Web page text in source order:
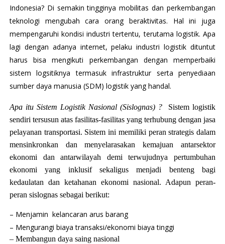
Indonesia? Di semakin tingginya mobilitas dan perkembangan
teknologi mengubah cara orang beraktivitas. Hal ini juga
mempengaruhi kondisi industri tertentu, terutama logistik. Apa
lagi dengan adanya internet, pelaku industri logistik dituntut
harus bisa mengikuti perkembangan dengan memperbaiki
sistem logsitiknya termasuk infrastruktur serta penyediaan
sumber daya manusia (SDM) logistik yang handal.
Apa itu Sistem Logistik Nasional (Sislognas) ?
Sistem logistik
sendiri tersusun atas fasilitas-fasilitas yang terhubung dengan jasa
pelayanan transportasi. Sistem ini memiliki peran strategis dalam
mensinkronkan dan menyelarasakan kemajuan antarsektor
ekonomi dan antarwilayah demi terwujudnya pertumbuhan
ekonomi yang inklusif sekaligus menjadi benteng bagi
kedaulatan dan ketahanan ekonomi nasional. Adapun peran-
peran sislognas sebagai berikut:
– Menjamin kelancaran arus barang
– Mengurangi biaya transaksi/ekonomi biaya tinggi
– Membangun daya saing nasional